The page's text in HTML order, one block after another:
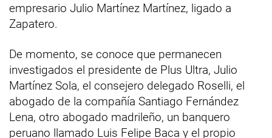
empresario Julio Martínez Martínez, ligado a
Zapatero.
De momento, se conoce que permanecen
investigados el presidente de Plus Ultra, Julio
Martínez Sola, el consejero delegado Roselli, el
abogado de la compañía Santiago Fernández
Lena, otro abogado madrileño, un banquero
peruano llamado Luis Felipe Baca y el propio